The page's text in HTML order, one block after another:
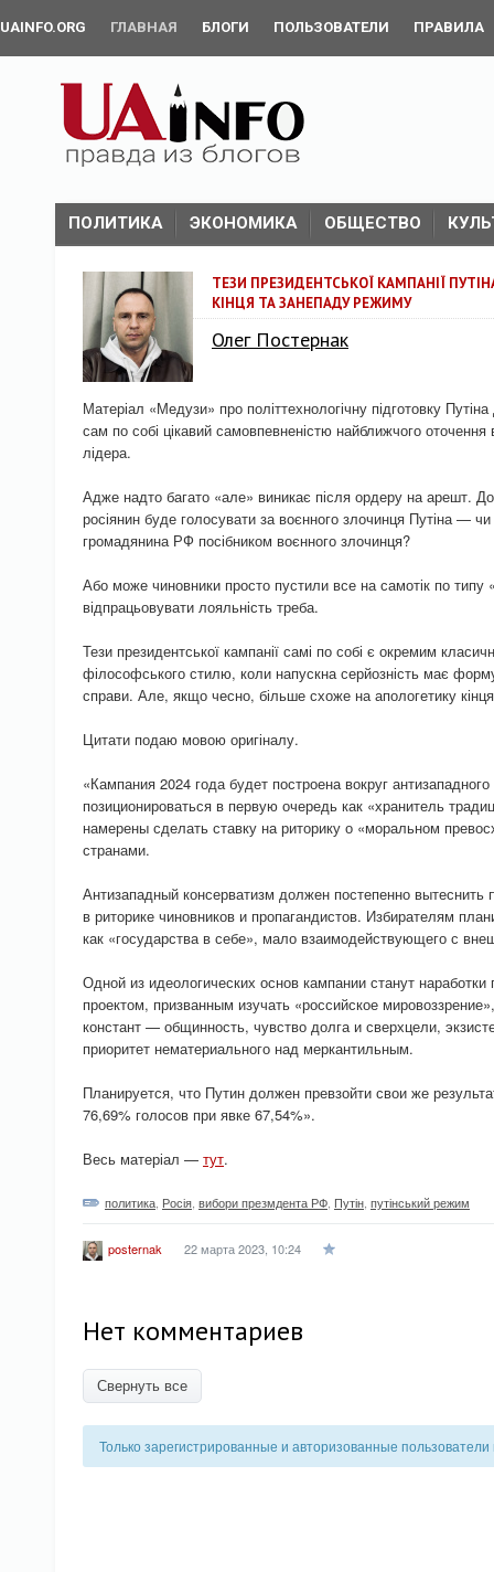
UAINFO.ORG ГЛАВНАЯ БЛОГИ ПОЛЬЗОВАТЕЛИ ПРАВИЛА
ПОЛИТИКА ЭКОНОМИКА ОБЩЕСТВО
ТЕЗИ ПРЕЗИДЕНТСЬКОЇ КАМПАНІЇ
КІНЦЯ ТА ЗАНЕПАДУ РЕЖИМУ
Олег Постернак
Матеріал «Медузи» про політтехнологічну підготовку
сам по собі цікавий самовпевненістю найближчого
лідера.
Адже надто багато «але» виникає після ордеру на арешт.
росіянин буде голосувати за воєнного злочинця Путіна — чи
громадянина РФ посібником воєнного злочинця?
Або може чиновники просто пустили все на самотік по
відпрацьовувати лояльність треба.
Тези президентської кампанії самі по собі є окремим
філософського стилю, коли напускна серйозність має
справи. Але, якщо чесно, більше схоже на апологетику
Цитати подаю мовою оригіналу.
«Кампания 2024 года будет построена вокруг
позиционироваться в первую очередь как «хранитель
намерены сделать ставку на риторику о «моральном
странами.
Антизападный консерватизм должен постепенно вытеснить
в риторике чиновников и пропагандистов. Избирателям
как «государства в себе», мало взаимодействующего с
Одной из идеологических основ кампании станут
проектом, призванным изучать «российское
констант — общинность, чувство долга и сверхцели,
приоритет нематериального над меркантильным.
Планируется, что Путин должен превзойти свои же
76,69% голосов при явке 67,54%».
Весь матеріал — тут.
политика Росія вибори презмдента РФ Путін путінський режим
posternak 22 марта 2023, 10:24
Нет комментариев
Свернуть все
Только зарегистрированные и авторизованные